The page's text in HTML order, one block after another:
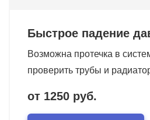
Быстрое падение
Возможна протечка в
проверить трубы и
от 1250 руб.